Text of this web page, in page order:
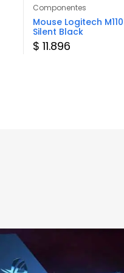
Componentes
Mouse Logitech M110
Silent Black
$ 11.896